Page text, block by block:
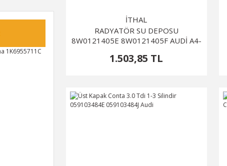
İTHAL
RADYATÖR SU DEPOSU
8W0121405E 8W0121405F AUDİ A4-
1.503,85 TL